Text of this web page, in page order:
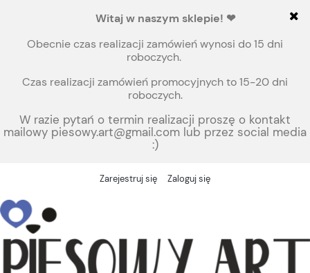
Witajw naszym sklepie! ❤
Obecnie czas realizacji zamówień wynosi do 15 dni
roboczych.
Czas realizacji zamówień promocyjnych to 15-20 dni
roboczych.
W razie pytań o termin realizacji proszę o kontakt
mailowy piesowy.art@gmail.com lub przez social media
:)
Zarejestruj się Zaloguj się